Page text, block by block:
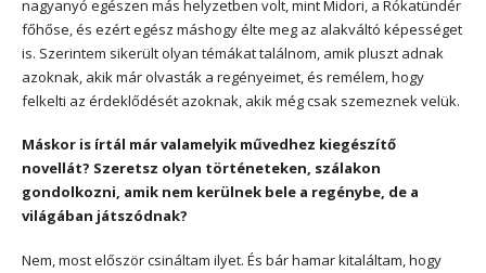
nagyanyó egészen más helyzetben volt, mint Midori, a Rókatündér
főhőse, és ezért egész máshogy élte meg az alakváltó képességet
is. Szerintem sikerült olyan témákat találnom, amik pluszt adnak
azoknak, akik már olvasták a regényeimet, és remélem, hogy
felkelti az érdeklődését azoknak, akik még csak szemeznek velük.
Máskor is írtál már valamelyik művedhez kiegészítő
novellát? Szeretsz olyan történeteken, szálakon
gondolkozni, amik nem kerülnek bele a regénybe, de a
világában játszódnak?
Nem, most először csináltam ilyet. És bár hamar kitaláltam, hogy